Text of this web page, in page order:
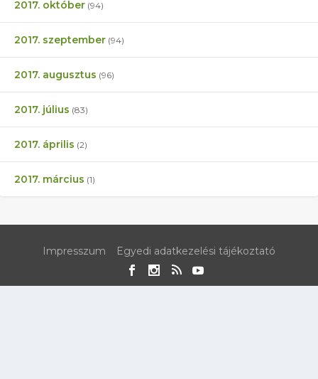
2017. október (94)
2017. szeptember (94)
2017. augusztus (96)
2017. július (83)
2017. április (2)
2017. március (1)
Impresszum Egyedi adatkezelési tájékoztató